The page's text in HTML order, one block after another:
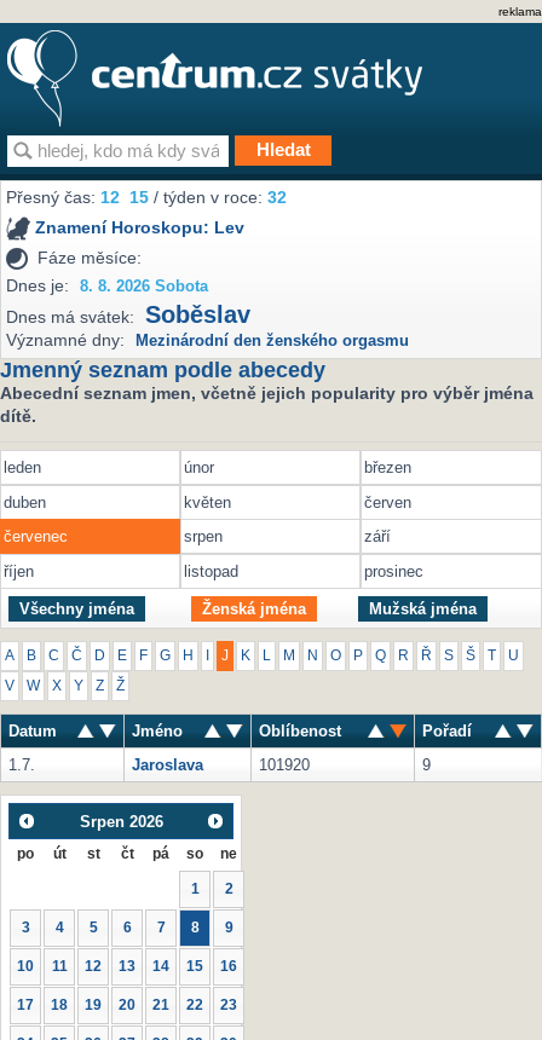
reklama
Přesný čas:12 15 / týden v roce:32
Znamení Horoskopu: Lev
Fáze měsíce:
Dnes je:
8. 8. 2026 Sobota
Dnes má svátek: Soběslav
Významné dny: Mezinárodní den ženského orgasmu
Jmenný seznam podle abecedy
Abecední seznam jmen, včetně jejich popularity pro výběr jména
dítě.
leden únor
březen
duben
květen
červen
červenec
srpen
září
říjen
listopad prosinec
Všechny jména Ženská jména Mužská jména
A B C Č D E F G H J K M N O P Q R Ř S Š U
V W X Y Z Ž
Datum Jméno Oblíbenost
Pořadí
1.7.
Jaroslava 101920 9
Srpen 2026
po út st čt pá so ne
1 2
3 4 5 6 7 8 9
10 11 12 13 14 15 16
17 18 19 20 21 22 23